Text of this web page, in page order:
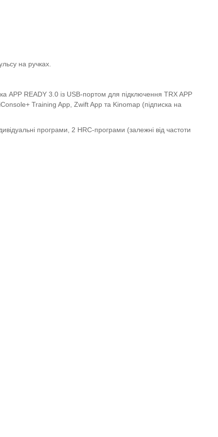
на ручках.
APP READY 3.0 із USB-портом для підключення TRX APP
Training App, Zwift App та Kinomap (підписка на
програми, 2 HRC-програми (залежні від частоти